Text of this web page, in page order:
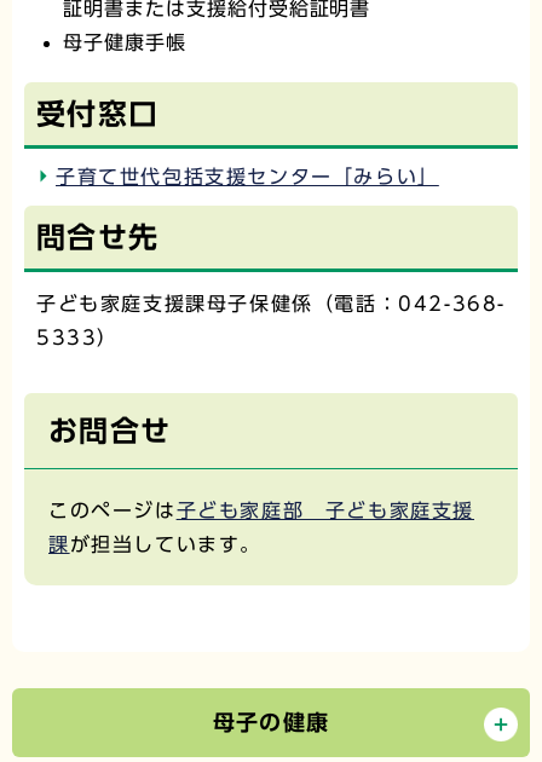
証明書または支援給付受給証明書
母子健康手帳
受付窓口
子育て世代包括支援センター「みらい」
問合せ先
子ども家庭支援課母子保健係（電話：042-368-
5333）
お問合せ
このページは子ども家庭部 子ども家庭支援
課が担当しています。
母子の健康